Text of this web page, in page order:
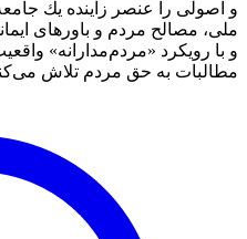
و اصولی را عنصر زاینده یك
ملی، مصالح مردم و باورهای
و با رویكرد «مردم‌مدارانه‌»
مطالبات به حق مردم تلاش